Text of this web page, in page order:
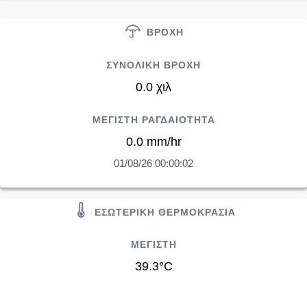
ΒΡΟΧΗ
ΣΥΝΟΛΙΚΗ ΒΡΟΧΗ
0.0 χιλ
ΜΕΓΙΣΤΗ ΡΑΓΔΑΙΟΤΗΤΑ
0.0 mm/hr
01/08/26 00:00:02
ΕΣΩΤΕΡΙΚΗ ΘΕΡΜΟΚΡΑΣΙΑ
ΜΕΓΙΣΤΗ
39.3°C